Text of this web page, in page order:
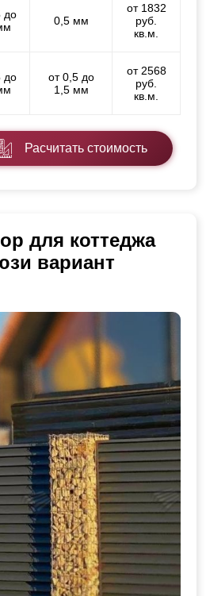
до
0,5 мм
от 1832
руб.
кв.м.
до
от 0,5 до
1,5 мм
от 2568
руб.
кв.м.
Расчитать стоимость
для коттеджа
вариант